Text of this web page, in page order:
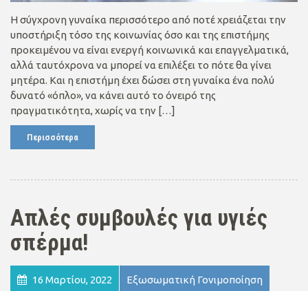
Η σύγχρονη γυναίκα περισσότερο από ποτέ χρειάζεται την
υποστήριξη τόσο της κοινωνίας όσο και της επιστήμης
προκειμένου να είναι ενεργή κοινωνικά και επαγγελματικά,
αλλά ταυτόχρονα να μπορεί να επιλέξει το πότε θα γίνει
μητέρα. Και η επιστήμη έχει δώσει στη γυναίκα ένα πολύ
δυνατό «όπλο», να κάνει αυτό το όνειρό της
πραγματικότητα, χωρίς να την […]
Περισσότερα
Απλές συμβουλές για υγιές
σπέρμα!
16 Μαρτίου, 2022 Εξωσωματική Γονιμοποίηση